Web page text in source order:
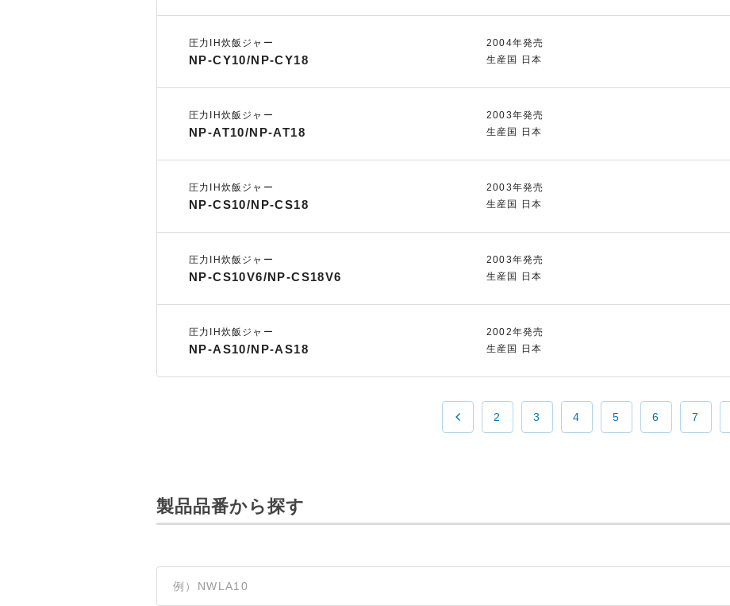
圧力IH炊飯ジャー
NP-CY10/NP-CY18
2004年発売
生産国 日本
圧力IH炊飯ジャー
NP-AT10/NP-AT18
2003年発売
生産国 日本
圧力IH炊飯ジャー
NP-CS10/NP-CS18
2003年発売
生産国 日本
圧力IH炊飯ジャー
NP-CS10V6/NP-CS18V6
2003年発売
生産国 日本
圧力IH炊飯ジャー
NP-AS10/NP-AS18
2002年発売
生産国 日本
2 3 4 5 6 7
製品品番から探す